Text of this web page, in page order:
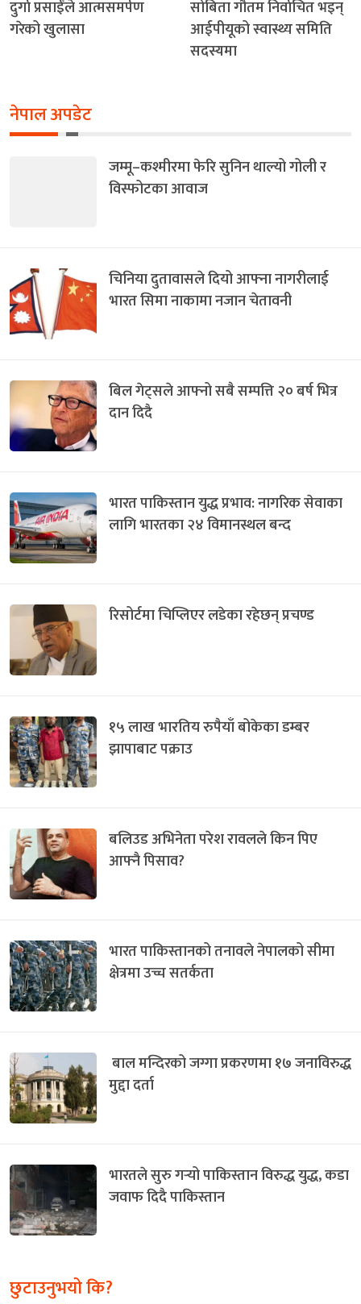
दुर्गा प्रसाईँले आत्मसमर्पण
गरेको खुलासा
सोबिता गौतम निर्वाचित भइन्
आईपीयूको स्वास्थ्य समिति
सदस्यमा
नेपाल अपडेट
जम्मू–कश्मीरमा फेरि सुनिन थाल्यो गोली र
विस्फोटका आवाज
चिनिया दुतावासले दियो आफ्ना नागरीलाई
भारत सिमा नाकामा नजान चेतावनी
बिल गेट्सले आफ्नो सबै सम्पत्ति २० बर्ष भित्र
दान दिदै
भारत पाकिस्तान युद्ध प्रभाव: नागरिक सेवाका
लागि भारतका २४ विमानस्थल बन्द
रिसोर्टमा चिप्लिएर लडेका रहेछन् प्रचण्ड
१५ लाख भारतिय रुपैयाँ बोकेका डम्बर
झापाबाट पक्राउ
बलिउड अभिनेता परेश रावलले किन पिए
आफ्नै पिसाव?
भारत पाकिस्तानको तनावले नेपालको सीमा
क्षेत्रमा उच्च सतर्कता
बाल मन्दिरको जग्गा प्रकरणमा १७ जनाविरुद्ध
मुद्दा दर्ता
भारतले सुरु गर्‍यो पाकिस्तान विरुद्ध युद्ध, कडा
जवाफ दिदै पाकिस्तान
छुटाउनुभयो कि?